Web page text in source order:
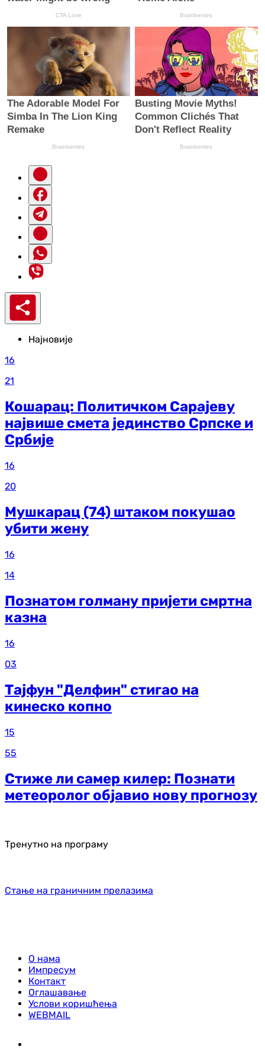
Најновије
16
21
Кошарац: Политичком Сарајеву
највише смета јединство Српске и
Србије
16
20
Мушкарац (74) штаком покушао
убити жену
16
14
Познатом голману пријети смртна
казна
16
03
Тајфун "Делфин" стигао на
кинеско копно
15
55
Стиже ли самер килер: Познати
метеоролог објавио нову прогнозу
Тренутно на програму
Стање на граничним прелазима
О нама
Импресум
Контакт
Оглашавање
Услови коришћења
WEBMAIL